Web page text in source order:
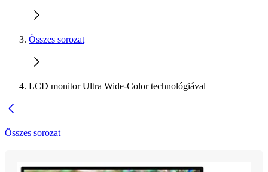
Összes sorozat
LCD monitor Ultra Wide-Color technológiával
Összes sorozat